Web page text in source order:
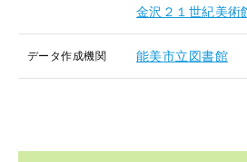
金沢２１世紀美術
データ作成機関 能美市立図書館